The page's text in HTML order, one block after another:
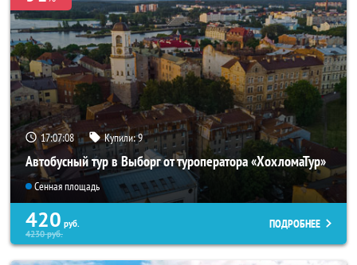
17:07:07 Купили:9
Автобусный тур в Выборг от туроператора «ХохломаТур»
Сенная площадь
420 руб.
4230руб.
ПОДРОБНЕЕ